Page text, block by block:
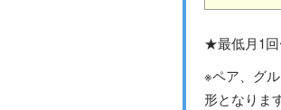
★最低月1回
※ペア、グ
形となります